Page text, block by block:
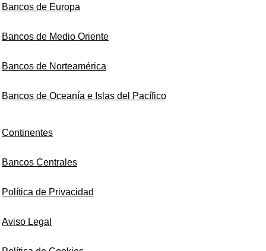
Bancos de Europa
Bancos de Medio Oriente
Bancos de Norteamérica
Bancos de Oceanía e Islas del Pacífico
Continentes
Bancos Centrales
Política de Privacidad
Aviso Legal